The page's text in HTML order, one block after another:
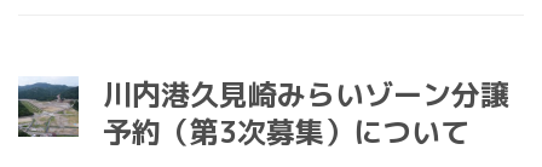
川内港久見崎みらいゾーン分譲
予約（第3次募集）について